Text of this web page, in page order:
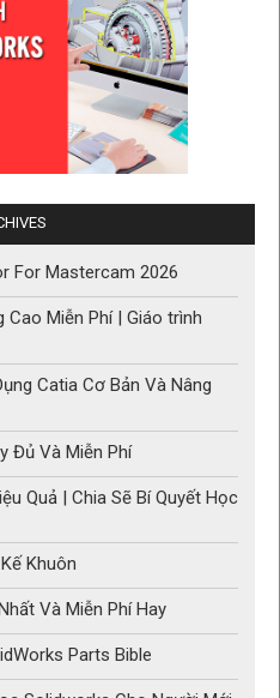
For Mastercam 2026
Miễn Phí | Giáo trình
Catia Cơ Bản Và Nâng
Đủ Và Miễn Phí
Quả | Chia Sẽ Bí Quyết Học
Khuôn
Và Miễn Phí Hay
Parts Bible